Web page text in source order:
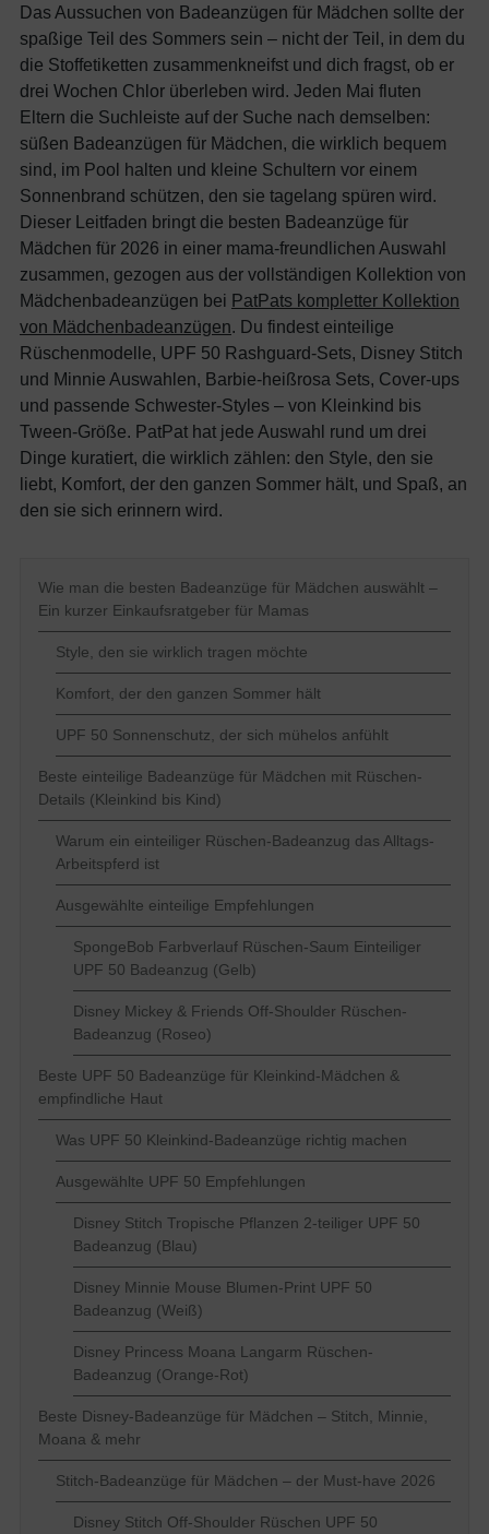
Das Aussuchen von Badeanzügen für Mädchen sollte der
spaßige Teil des Sommers sein – nicht der Teil, in dem du
die Stoffetiketten zusammenkneifst und dich fragst, ob er
drei Wochen Chlor überleben wird. Jeden Mai fluten
Eltern die Suchleiste auf der Suche nach demselben:
süßen Badeanzügen für Mädchen, die wirklich bequem
sind, im Pool halten und kleine Schultern vor einem
Sonnenbrand schützen, den sie tagelang spüren wird.
Dieser Leitfaden bringt die besten Badeanzüge für
Mädchen für 2026 in einer mama-freundlichen Auswahl
zusammen, gezogen aus der vollständigen Kollektion von
Mädchenbadeanzügen bei PatPats kompletter Kollektion
von Mädchenbadeanzügen. Du findest einteilige
Rüschenmodelle, UPF 50 Rashguard-Sets, Disney Stitch
und Minnie Auswahlen, Barbie-heißrosa Sets, Cover-ups
und passende Schwester-Styles – von Kleinkind bis
Tween-Größe. PatPat hat jede Auswahl rund um drei
Dinge kuratiert, die wirklich zählen: den Style, den sie
liebt, Komfort, der den ganzen Sommer hält, und Spaß, an
den sie sich erinnern wird.
Wie man die besten Badeanzüge für Mädchen auswählt –
Ein kurzer Einkaufsratgeber für Mamas
Style, den sie wirklich tragen möchte
Komfort, der den ganzen Sommer hält
UPF 50 Sonnenschutz, der sich mühelos anfühlt
Beste einteilige Badeanzüge für Mädchen mit Rüschen-
Details (Kleinkind bis Kind)
Warum ein einteiliger Rüschen-Badeanzug das Alltags-
Arbeitspferd ist
Ausgewählte einteilige Empfehlungen
SpongeBob Farbverlauf Rüschen-Saum Einteiliger
UPF 50 Badeanzug (Gelb)
Disney Mickey & Friends Off-Shoulder Rüschen-
Badeanzug (Roseo)
Beste UPF 50 Badeanzüge für Kleinkind-Mädchen &
empfindliche Haut
Was UPF 50 Kleinkind-Badeanzüge richtig machen
Ausgewählte UPF 50 Empfehlungen
Disney Stitch Tropische Pflanzen 2-teiliger UPF 50
Badeanzug (Blau)
Disney Minnie Mouse Blumen-Print UPF 50
Badeanzug (Weiß)
Disney Princess Moana Langarm Rüschen-
Badeanzug (Orange-Rot)
Beste Disney-Badeanzüge für Mädchen – Stitch, Minnie,
Moana & mehr
Stitch-Badeanzüge für Mädchen – der Must-have 2026
Disney Stitch Off-Shoulder Rüschen UPF 50